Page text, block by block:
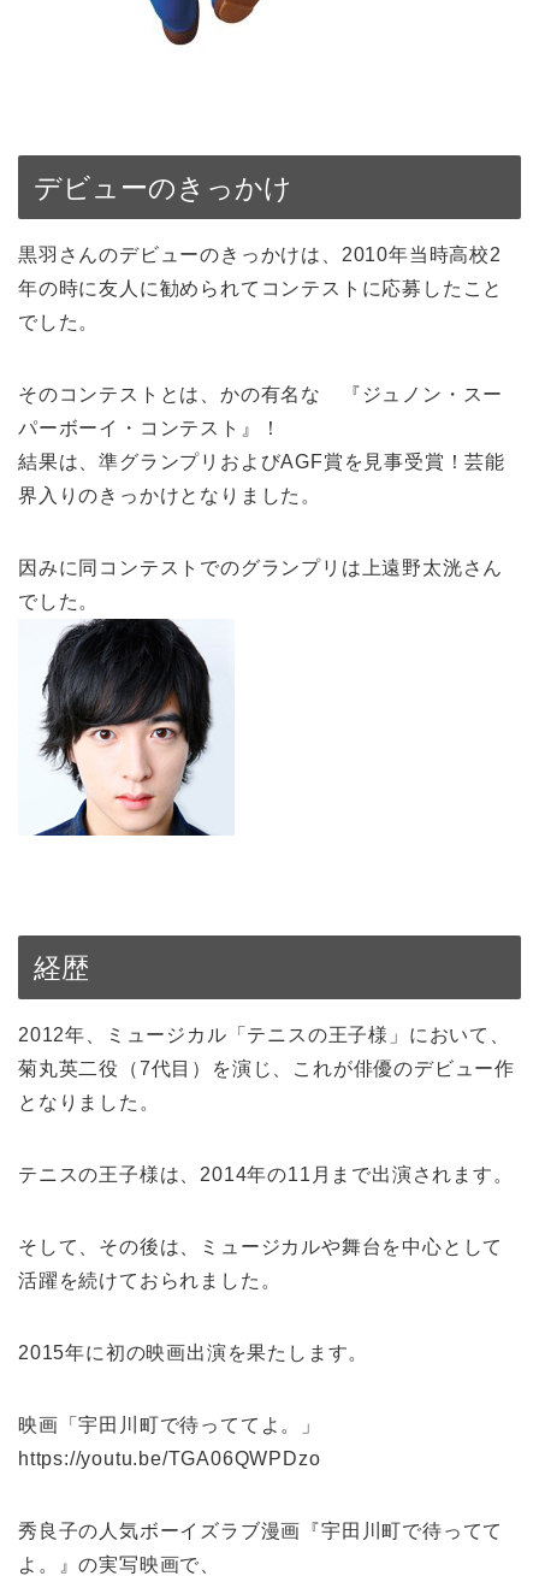
デビューのきっかけ
黒羽さんのデビューのきっかけは、2010年当時高校2
年の時に友人に勧められてコンテストに応募したこと
でした。
そのコンテストとは、かの有名な 『ジュノン・スー
パーボーイ・コンテスト』！
結果は、準グランプリおよびAGF賞を見事受賞！芸能
界入りのきっかけとなりました。
因みに同コンテストでのグランプリは上遠野太洸さん
でした。
経歴
2012年、ミュージカル「テニスの王子様」において、
菊丸英二役（7代目）を演じ、これが俳優のデビュー作
となりました。
テニスの王子様は、2014年の11月まで出演されます。
そして、その後は、ミュージカルや舞台を中心として
活躍を続けておられました。
2015年に初の映画出演を果たします。
映画「宇田川町で待っててよ。」
https://youtu.be/TGA06QWPDzo
秀良子の人気ボーイズラブ漫画『宇田川町で待ってて
よ。』の実写映画で、